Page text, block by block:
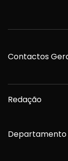
Contactos
Redação